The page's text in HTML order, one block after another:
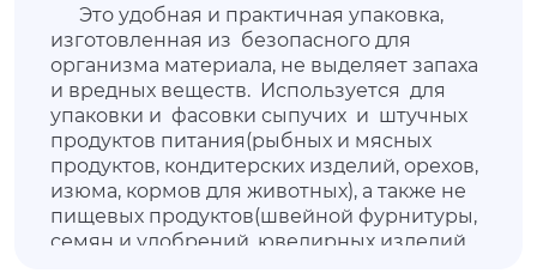
Это удобная и практичная упаковка,
изготовленная из безопасного для
организма материала, не выделяет запаха
и вредных веществ. Используется для
упаковки и фасовки сыпучих и штучных
продуктов питания(рыбных и мясных
продуктов, кондитерских изделий, орехов,
изюма, кормов для животных), а также не
пищевых продуктов(швейной фурнитуры,
семян и удобрений, ювелирных изделий,